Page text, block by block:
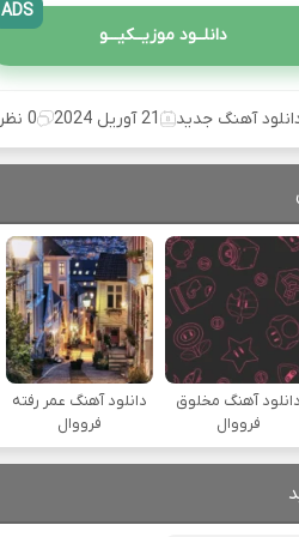
دانلــود موزیــکیـــو
ADS
آهنگ جدید 21 آوریل 2024 0 نظر
دانلود آهنگ مخلوق
فرووال
دانلود آهنگ عمر رفته
فرووال